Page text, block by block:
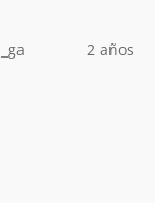
_ga 2 años